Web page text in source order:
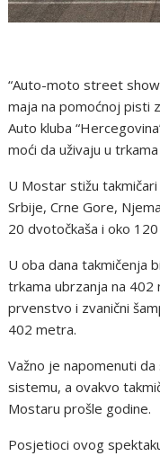
“Auto-moto street
maja na pomoćnoj pisti
Auto kluba
moći da uživaju u
U Mostar stižu
Srbije, Crne Gore,
20 dvotočkaša i oko
U oba dana takmičenja
trkama ubrzanja na
prvenstvo i zvanični
402 metra.
Važno je napomenuti
sistemu, a ovakvo
Mostaru prošle godine.
Posjetioci ovog